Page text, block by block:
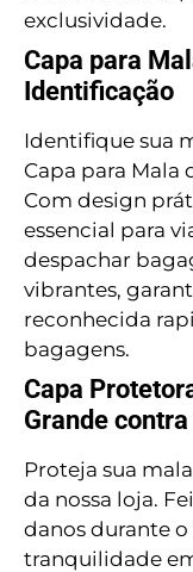
exclusividade.
Capa para
Identificação
Identifique sua
Capa para Mala
Com design
essencial para
despachar
vibrantes,
reconhecida
bagagens.
Capa
Grande
Proteja sua
da nossa loja.
danos durante
tranquilidade